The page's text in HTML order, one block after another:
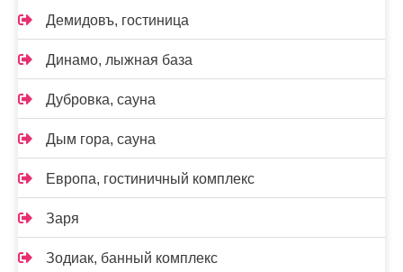
Демидовъ, гостиница
Динамо, лыжная база
Дубровка, сауна
Дым гора, сауна
Европа, гостиничный комплекс
Заря
Зодиак, банный комплекс